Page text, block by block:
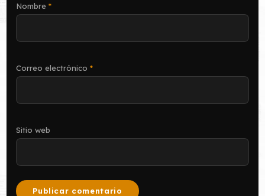
Nombre*
Correo electrónico*
Sitio web